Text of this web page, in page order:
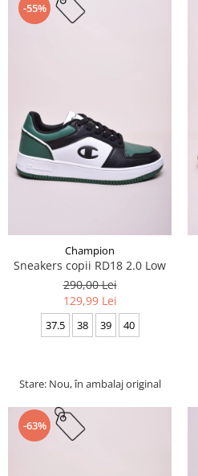
-55%
Champion
Sneakers copii RD18 2.0 Low
290,00 Lei
129,99 Lei
37.5 38 39 40
Stare: Nou, în ambalaj original
-63%